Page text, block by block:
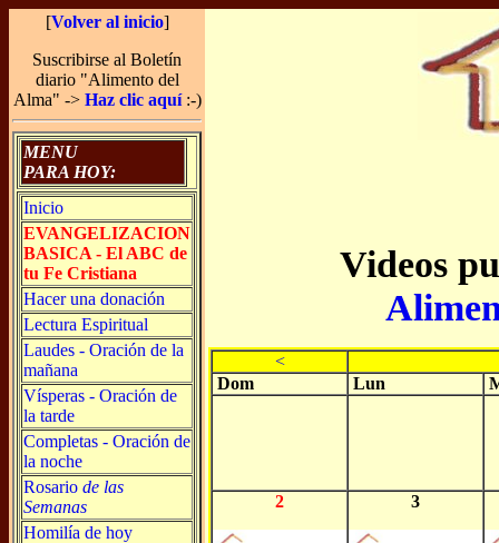
[Volver al inicio]
Suscribirse al Boletín
diario "Alimento del
Alma" -> Haz clic aquí:-)
MENU
PARA HOY:
Inicio
EVANGELIZACION
BASICA - El ABC de
tu Fe Cristiana
Hacer una donación
Lectura Espiritual
Laudes - Oración de la
mañana
Vísperas - Oración de
la tarde
Completas - Oración de
la noche
Rosario de las
Semanas
Homilía de hoy
Videos
<
Dom
Lun
2 3